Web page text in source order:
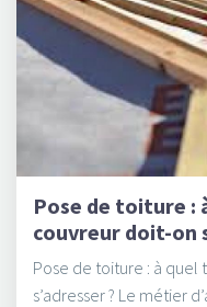
Pose de toiture :
couvreur doit-on
Pose de toiture : à quel
s’adresser ? Le métier